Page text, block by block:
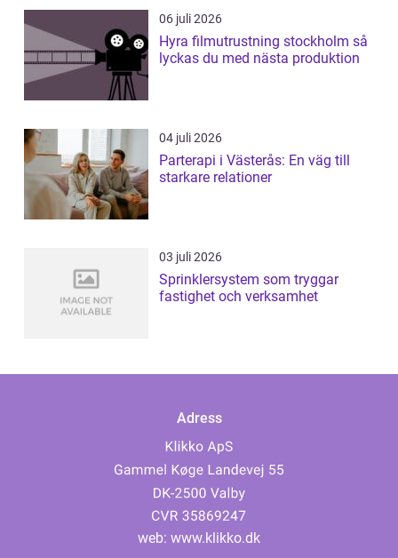
06 juli 2026
Hyra filmutrustning stockholm så
lyckas du med nästa produktion
04 juli 2026
Parterapi i Västerås: En väg till
starkare relationer
03 juli 2026
Sprinklersystem som tryggar
fastighet och verksamhet
Adress
web: www.klikko.dk